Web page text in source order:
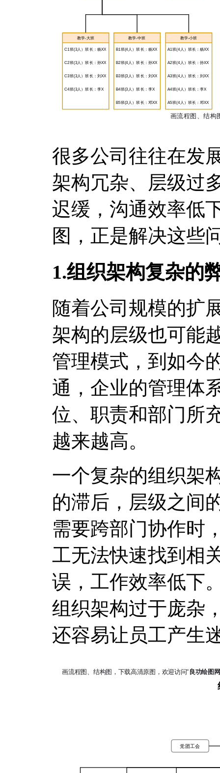
很多公司往往在发
架构冗杂、层级过
迟缓，沟通效率低
图，正是解决这些
1.组织架构复杂的
随着公司规模的扩
架构的层级也可能
管理模式，到如今
通，企业的管理体
位、职责和部门所
越来越高。
一个复杂的组织架
的滞后，层级之间
需要跨部门协作时
工无法快速找到相
误，工作效率低下
组织架构过于庞杂
还容易让员工产生